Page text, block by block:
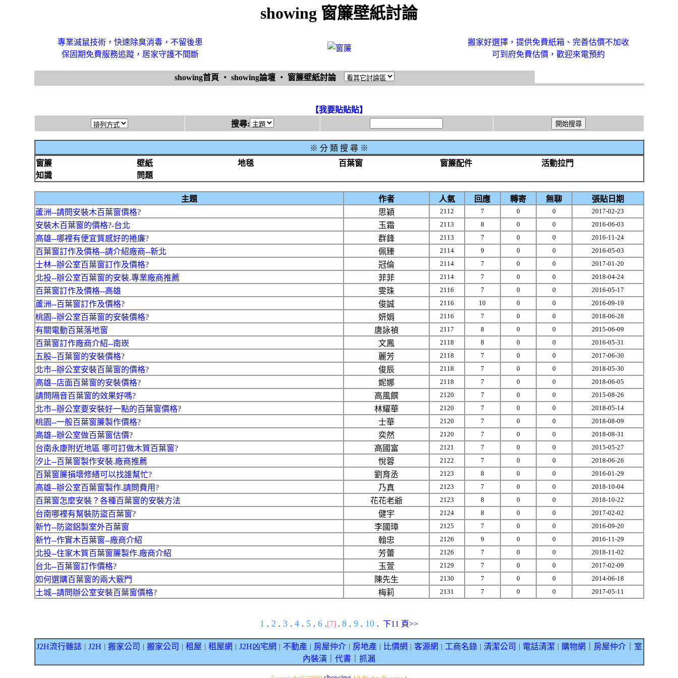
showing 窗簾壁紙討論
專業滅鼠技術，快速除臭消毒，不留後患
保固期免費服務追蹤，居家守護不間斷
搬家好選擇，提供免費紙箱、完善估價不加收
可到府免費估價，歡迎來電預約
showing首頁 ‧ showing論壇 ‧ 窗簾壁紙討論
【我要貼貼貼】
搜尋:
※ 分 類 搜 尋 ※
窗簾
壁紙 地毯 百葉窗 窗簾配件
活動拉門
知識
問題
主題 作者 人氣 回應 轉寄 無聊
張貼日期
蘆洲--請問安裝木百葉窗價格?
思穎 2112 7 0 0 2017-02-23
安裝木百葉窗的價格?-台北 玉霜 2113 8 0 0 2016-06-03
高雄--哪裡有便宜質感好的捲廉? 群鋒 2113 7 0 0 2016-11-24
百葉窗訂作及價格--請介紹廠商--新北 佩臻 2114 9 0 0 2016-05-03
士林--辦公室百葉窗訂作及價格? 冠倫 2114 7 0 0 2017-01-20
北投--辦公室百葉窗的安裝.專業廠商推薦 菲菲 2114 7 0 0 2018-04-24
百葉窗訂作及價格--高雄 雯珠 2116 7 0 0 2016-05-17
蘆洲--百葉窗訂作及價格? 俊誠 2116 10 0 0 2016-09-19
桃園--辦公室百葉窗的安裝價格? 妍娟 2116 7 0 0 2018-06-28
有關電動百葉落地窗 唐詠禎 2117 8 0 0 2015-06-09
百葉窗訂作廠商介紹--南崁 文鳳 2118 8 0 0 2016-05-31
五股--百葉窗的安裝價格? 麗芳 2118 7 0 0 2017-06-30
北市--辦公室安裝百葉窗的價格? 俊辰 2118 7 0 0 2018-05-30
高雄--店面百葉窗的安裝價格? 妮娜 2118 7 0 0 2018-06-05
請問隔音百葉窗的效果好嗎? 高風饌 2120 7 0 0 2015-08-26
北市--辦公室要安裝好一點的百葉窗價格? 林耀華 2120 7 0 0 2018-05-14
桃園--一般百葉窗簾製作價格? 士華 2120 7 0 0 2018-08-09
高雄--辦公室做百葉窗估價? 奕然 2120 7 0 0 2018-08-31
台南永康附近地區 哪可訂做木質百葉窗? 高國富 2121 7 0 0 2015-05-27
汐止--百葉窗製作安裝.廠商推薦 悅蓉 2122 7 0 0 2018-06-26
百葉窗簾損壞修繕可以找誰幫忙? 劉育丞 2123 8 0 0 2016-01-29
高雄--辦公室百葉窗製作.請問費用? 乃真 2123 7 0 0 2018-10-04
百葉窗怎麼安裝？各種百葉窗的安裝方法 花花老爺 2123 8 0 0 2018-10-22
台南哪裡有幫裝防盜百葉窗? 健宇 2124 8 0 0 2017-02-02
新竹--防盜鋁製室外百葉窗 李國璋 2125 7 0 0 2016-09-20
新竹--作實木百葉窗--廠商介紹 翰忠 2126 9 0 0 2016-11-29
北投--住家木質百葉窗簾製作.廠商介紹 芳蕾 2126 7 0 0 2018-11-02
台北--百葉窗訂作價格? 玉萱 2129 7 0 0 2017-02-09
如何選購百葉窗的兩大竅門 陳先生 2130 7 0 0 2014-06-18
土城--請問辦公室安裝百葉窗價格? 梅莉 2131 7 0 0 2017-05-11
1 . 2 . 3 . 4 . 5 . 6 .[7] . 8 . 9 . 10 . 下11 頁>>
J2H流行雜誌｜ J2H 搬家公司 搬家公司 租屋 租屋網 J2H凶宅網 不動產｜ 房屋仲介｜ 房地產｜ 比價網 客源網 工商名錄｜ 清潔公司 電話清潔 購物網 房屋仲介｜ 室
內裝潢
代書 抓漏